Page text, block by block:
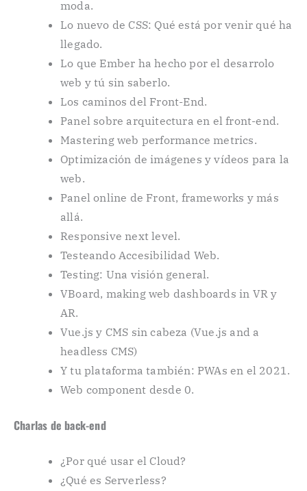
moda.
Lo nuevo de CSS: Qué está por venir qué ha
llegado.
Lo que Ember ha hecho por el desarrolo
web y tú sin saberlo.
Los caminos del Front-End.
Panel sobre arquitectura en el front-end.
Mastering web performance metrics.
Optimización de imágenes y vídeos para la
web.
Panel online de Front, frameworks y más
allá.
Responsive next level.
Testeando Accesibilidad Web.
Testing: Una visión general.
VBoard, making web dashboards in VR y
AR.
Vue.js y CMS sin cabeza (Vue.js and a
headless CMS)
Y tu plataforma también: PWAs en el 2021.
Web component desde 0.
Charlas de back-end
¿Por qué usar el Cloud?
¿Qué es Serverless?